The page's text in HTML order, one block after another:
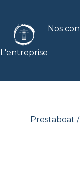
L'entreprise
Nos
Prestaboat /